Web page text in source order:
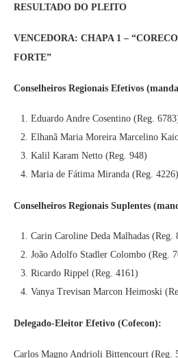
RESULTADO DO PLEITO
VENCEDORA: CHAPA 1 –
FORTE”
Conselheiros Regionais Efetivos
Eduardo Andre Cosentino (Reg.
Elhanã Maria Moreira Marcelino
Kalil Karam Netto (Reg. 948)
Maria de Fátima Miranda (Reg. 4226)
Conselheiros Regionais Suplentes
Carin Caroline Deda Malhadas (Reg.
João Adolfo Stadler Colombo (Reg.
Ricardo Rippel (Reg. 4161)
Vanya Trevisan Marcon Heimoski
Delegado-Eleitor Efetivo (Cofecon):
Carlos Magno Andrioli Bittencourt (Reg.